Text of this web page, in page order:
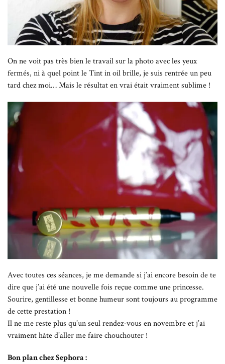
On ne voit pas très bien le travail sur la photo avec les yeux
fermés, ni à quel point le Tint in oil brille, je suis rentrée un peu
tard chez moi… Mais le résultat en vrai était vraiment sublime !
Avec toutes ces séances, je me demande si j’ai encore besoin de te
dire que j’ai été une nouvelle fois reçue comme une princesse.
Sourire, gentillesse et bonne humeur sont toujours au programme
de cette prestation !
Il ne me reste plus qu’un seul rendez-vous en novembre et j’ai
vraiment hâte d’aller me faire chouchouter !
Bon plan chez Sephora :